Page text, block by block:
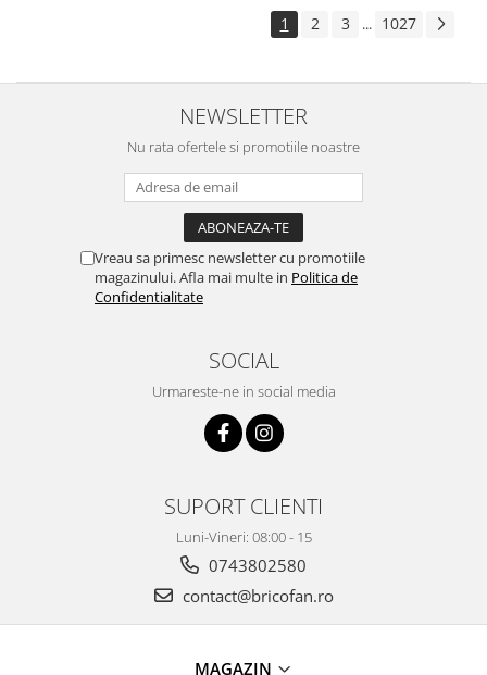
1 2 3 ... 1027
NEWSLETTER
Nu rata ofertele si promotiile noastre
Vreau sa primesc newsletter cu promotiile
magazinului. Afla mai multe in Politica de
Confidentialitate
SOCIAL
Urmareste-ne in social media
SUPORT CLIENTI
Luni-Vineri: 08:00 - 15
0743802580
contact@bricofan.ro
MAGAZIN